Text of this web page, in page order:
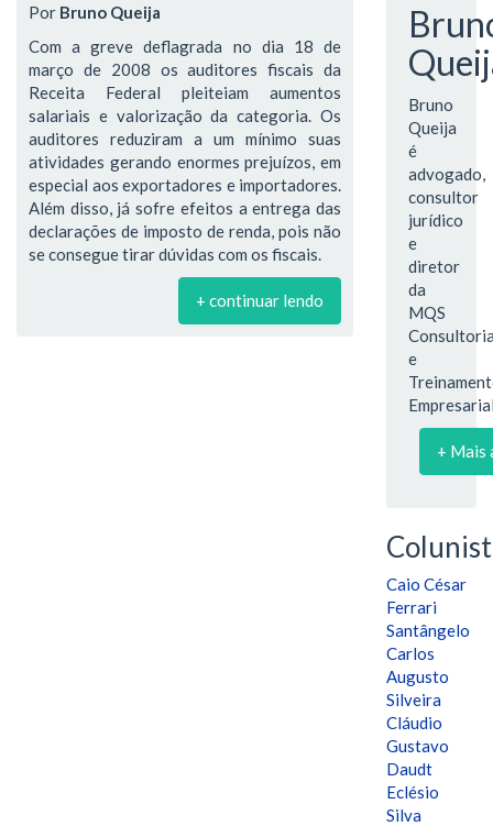
Por Bruno Queija
Com a greve deflagrada no dia 18 de
março de 2008 os auditores fiscais da
Receita Federal pleiteiam aumentos
salariais e valorização da categoria. Os
auditores reduziram a um mínimo suas
atividades gerando enormes prejuízos, em
especial aos exportadores e importadores.
Além disso, já sofre efeitos a entrega das
declarações de imposto de renda, pois não
se consegue tirar dúvidas com os fiscais.
+ continuar lendo
Bruno
Queija
é
advogado,
consultor
jurídico
e
diretor
da
MQS
e
+ Mais
Caio César
Ferrari
Santângelo
Carlos
Augusto
Silveira
Cláudio
Gustavo
Daudt
Eclésio
Silva